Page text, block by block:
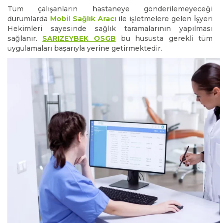
Tüm çalışanların hastaneye gönderilemeyeceği
durumlarda Mobil Sağlık Aracıile işletmelere gelen İşyeri
Hekimleri sayesinde sağlık taramalarının yapılması
sağlanır. SARIZEYBEK OSGB bu hususta gerekli tüm
uygulamaları başarıyla yerine getirmektedir.